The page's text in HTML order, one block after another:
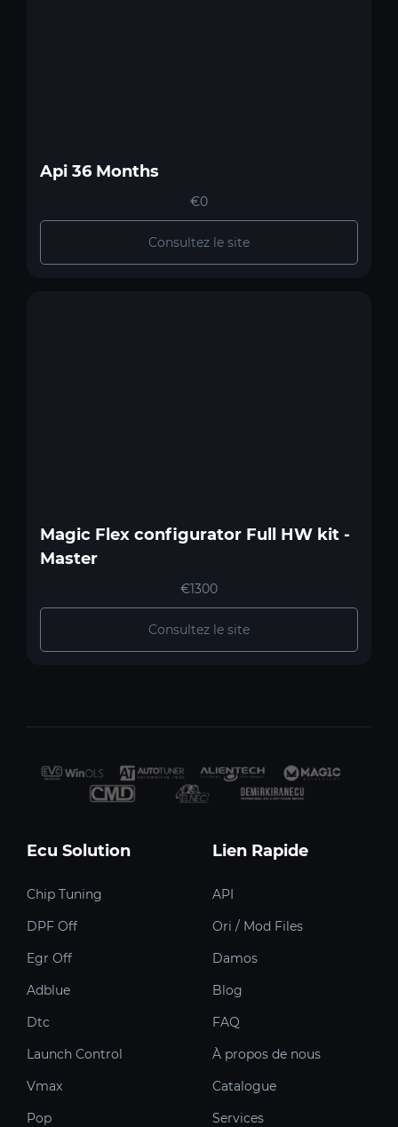
Api 36 Months
€0
Consultez le site
Magic Flex configurator Full HW kit -
Master
€1300
Consultez le site
Ecu Solution
Chip Tuning
DPF Off
Egr Off
Adblue
Dtc
Launch Control
Vmax
Pop
Lien Rapide
API
Ori / Mod Files
Damos
Blog
FAQ
À propos de nous
Catalogue
Services